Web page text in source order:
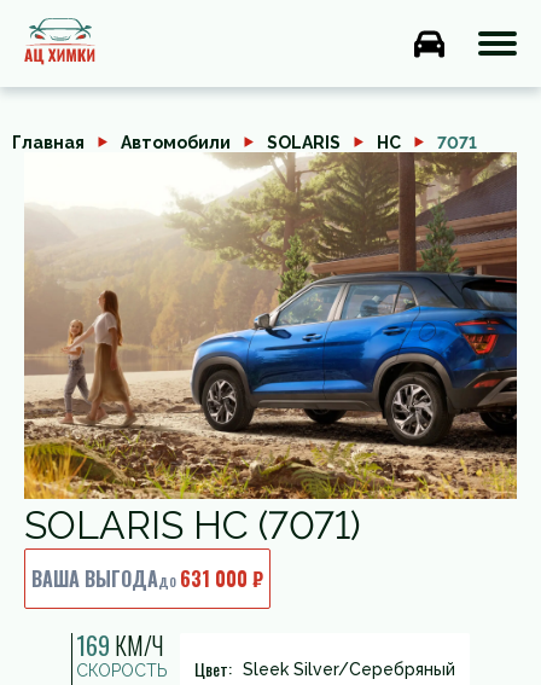
Главная Автомобили SOLARIS HC 7071
SOLARIS HC (7071)
ВАША ВЫГОДАдо631 000 ₽
169 КМ/Ч
СКОРОСТЬ Цвет: Sleek Silver/Серебряный